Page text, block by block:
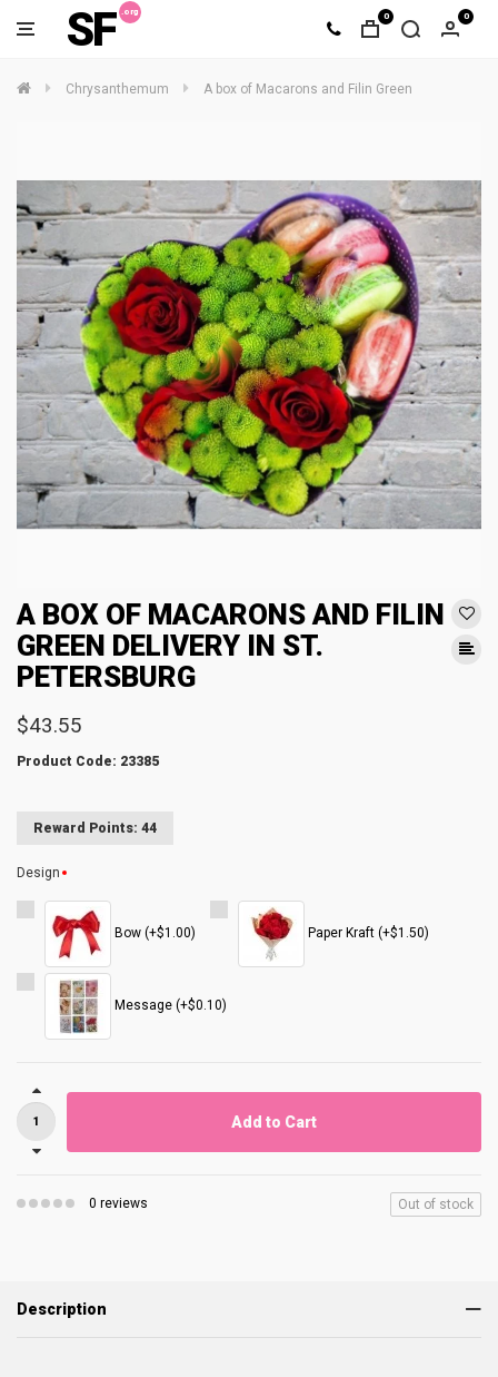
SF 0 0
Chrysanthemum A box of Macarons and Filin Green
A BOX OF MACARONS AND FILIN
GREEN DELIVERY IN ST.
PETERSBURG
$43.55
Product Code: 23385
Reward Points: 44
Design
Bow (+$1.00) Paper Kraft (+$1.50)
Message (+$0.10)
Add to Cart
0 reviews Out of stock
Description